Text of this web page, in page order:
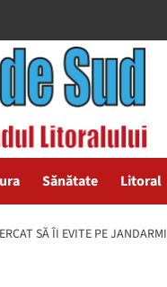
Sănătate Litoral
SĂ ÎI EVITE PE JANDARMI